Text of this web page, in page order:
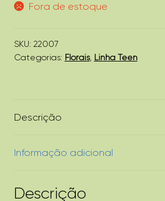
Fora de estoque
SKU: 22007
Categorias: Florais, Linha Teen
Descrição
Informação adicional
Descrição